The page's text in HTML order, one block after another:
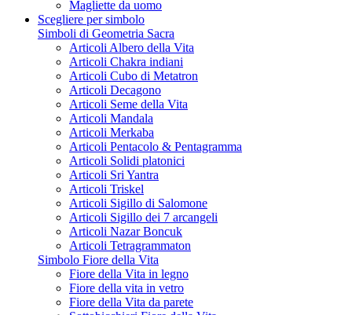
Magliette da uomo
Scegliere per simbolo
Simboli di Geometria Sacra
Articoli Albero della Vita
Articoli Chakra indiani
Articoli Cubo di Metatron
Articoli Decagono
Articoli Seme della Vita
Articoli Mandala
Articoli Merkaba
Articoli Pentacolo & Pentagramma
Articoli Solidi platonici
Articoli Sri Yantra
Articoli Triskel
Articoli Sigillo di Salomone
Articoli Sigillo dei 7 arcangeli
Articoli Nazar Boncuk
Articoli Tetragrammaton
Simbolo Fiore della Vita
Fiore della Vita in legno
Fiore della vita in vetro
Fiore della Vita da parete